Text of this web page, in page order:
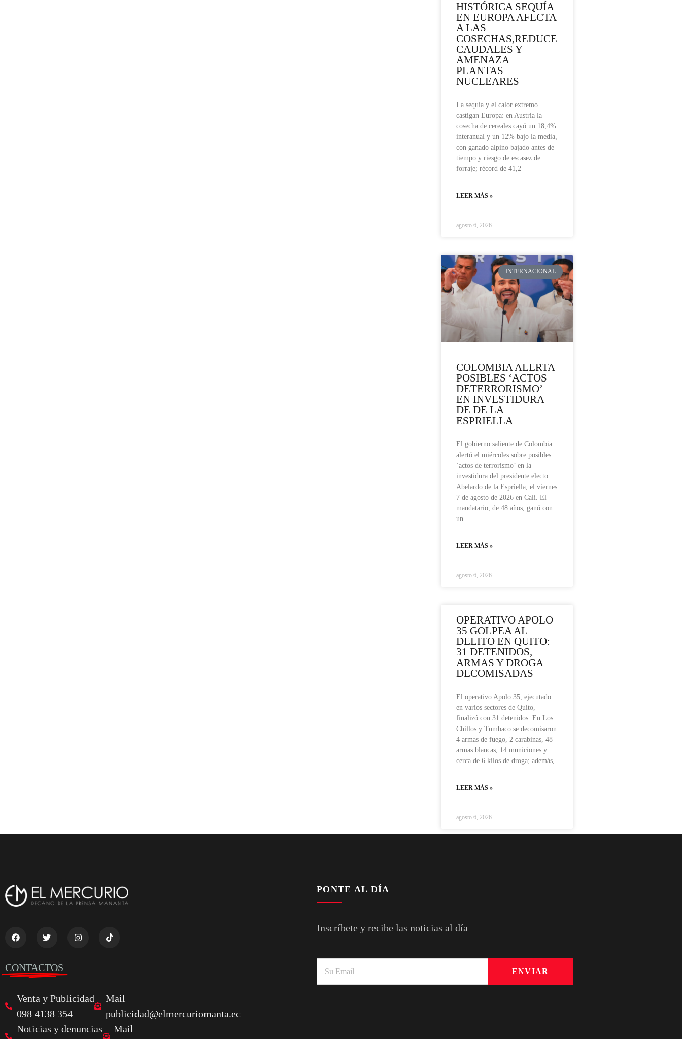
HISTÓRICA SEQUÍA
EN EUROPA AFECTA
A LAS
COSECHAS,REDUCE
CAUDALES Y
AMENAZA
PLANTAS
NUCLEARES
La sequía y el calor extremo
castigan Europa: en Austria la
cosecha de cereales cayó un 18,4%
interanual y un 12% bajo la media,
con ganado alpino bajado antes de
tiempo y riesgo de escasez de
forraje; récord de 41,2
LEER MÁS »
agosto 6, 2026
INTERNACIONAL
COLOMBIA ALERTA
POSIBLES ‘ACTOS
DETERRORISMO’
EN INVESTIDURA
DE DE LA
ESPRIELLA
El gobierno saliente de Colombia
alertó el miércoles sobre posibles
‘actos de terrorismo’ en la
investidura del presidente electo
Abelardo de la Espriella, el viernes
7 de agosto de 2026 en Cali. El
mandatario, de 48 años, ganó con
un
LEER MÁS »
agosto 6, 2026
OPERATIVO APOLO
35 GOLPEA AL
DELITO EN QUITO:
31 DETENIDOS,
ARMAS Y DROGA
DECOMISADAS
El operativo Apolo 35, ejecutado
en varios sectores de Quito,
finalizó con 31 detenidos. En Los
Chillos y Tumbaco se decomisaron
4 armas de fuego, 2 carabinas, 48
armas blancas, 14 municiones y
cerca de 6 kilos de droga; además,
LEER MÁS »
agosto 6, 2026
CONTACTOS
Venta y Publicidad
098 4138 354
Mail
publicidad@elmercuriomanta.ec
Noticias y denuncias
Mail
PONTE AL DÍA
Inscríbete y recibe las noticias al día
ENVIAR